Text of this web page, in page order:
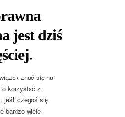
jest dziś
znać się na
korzystać z
jeśli czegoś się
bardzo wiele